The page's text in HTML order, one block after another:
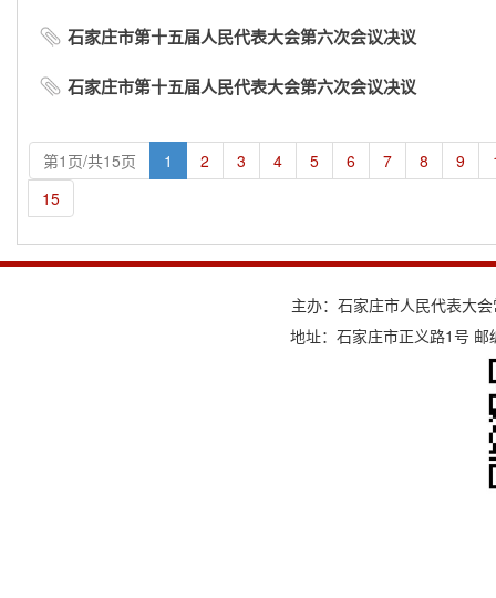
石家庄市第十五届人民代表大会第六次会议决议
石家庄市第十五届人民代表大会第六次会议决议
第1页/共15页 1 2 3 4 5 6 7 8 9
15
主办：石家庄市人民代表大
地址：石家庄市正义路1号